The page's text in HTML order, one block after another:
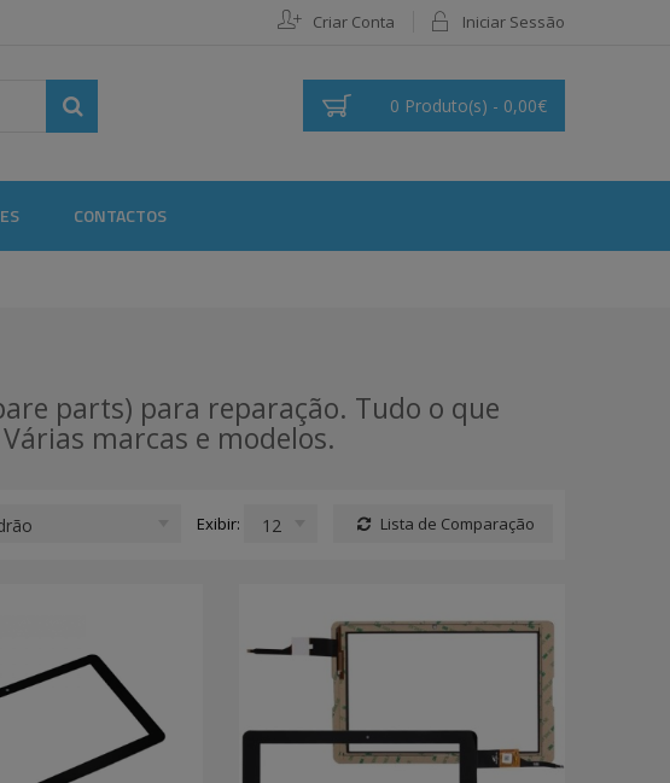
Criar Conta Iniciar Sessão
0 Produto(s) - 0,00€
CONTACTOS
parts) para reparação. Tudo o que
marcas e modelos.
Exibir: Lista de Comparação